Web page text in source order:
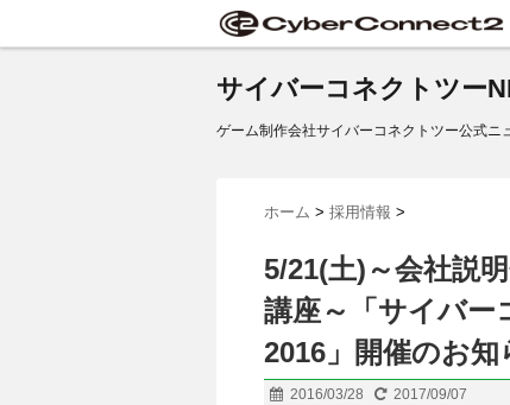
サイバーコネクトツー
ゲーム制作会社サイバーコネクトツー公式ニ
ホーム > 採用情報 >
5/21(土)～会社説
講座～「サイバー
2016」開催のお知
2016/03/28 2017/09/07